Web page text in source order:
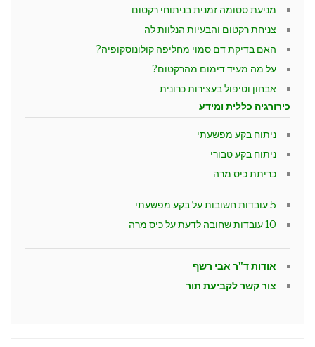
מניעת סטומה זמנית בניתוחי רקטום
צניחת רקטום והבעיות הנלוות לה
האם בדיקת דם סמוי מחליפה קולונוסקופיה?
על מה מעיד דימום מהרקטום?
אבחון וטיפול בעצירות כרונית
כירורגיה כללית ומידע
ניתוח בקע מפשעתי
ניתוח בקע טבורי
כריתת כיס מרה
5 עובדות חשובות על בקע מפשעתי
10 עובדות שחובה לדעת על כיס מרה
אודות ד"ר אבי רשף
צור קשר לקביעת תור